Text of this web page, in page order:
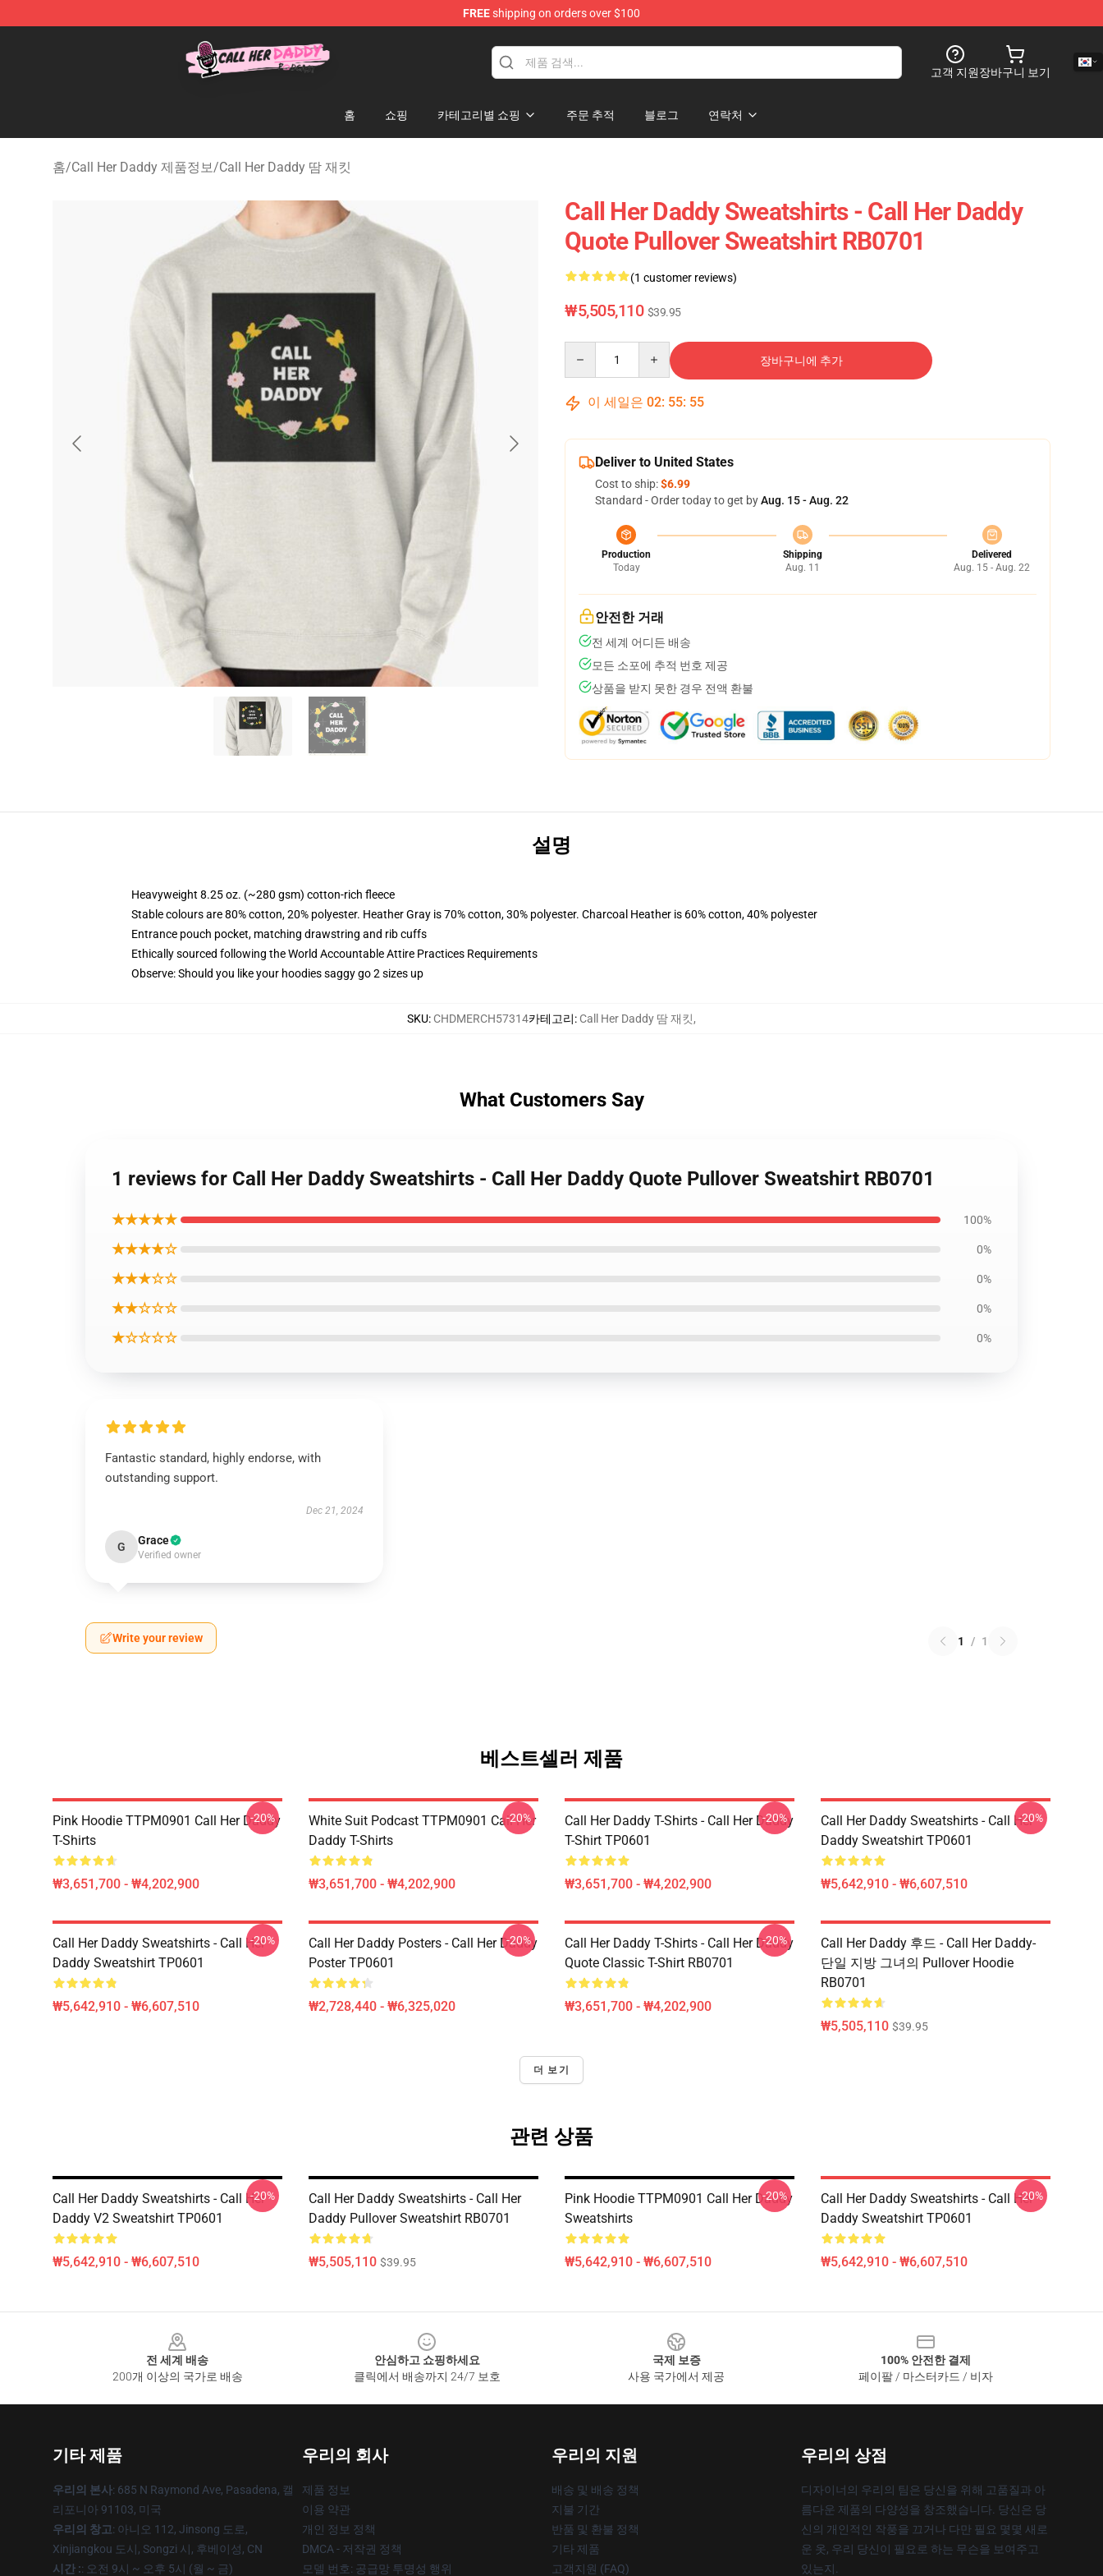
FREEshipping on orders over $100
Call Her Daddy Store - Official Call Her Daddy Merchandise Shop
고객 지원장바구니 보기
홈 쇼핑 카테고리별 쇼핑 주문 추적 블로그 연락처
홈/Call Her Daddy 제품정보/Call Her Daddy 땀 재킷
Call Her Daddy Sweatshirts - Call Her Daddy
Quote Pullover Sweatshirt RB0701
(1 customer reviews)
₩5,505,110 $39.95
장바구니에 추가
이 세일은 02: 55: 55
Deliver to United States
Cost to ship:$6.99
Standard - Order today to get byAug. 15 - Aug. 22
Production
Today
Shipping
Aug. 11
Delivered
Aug. 15 - Aug. 22
안전한 거래
전 세계 어디든 배송
모든 소포에 추적 번호 제공
상품을 받지 못한 경우 전액 환불
설명
Heavyweight 8.25 oz. (~280 gsm) cotton-rich fleece
Stable colours are 80% cotton, 20% polyester. Heather Gray is 70% cotton, 30% polyester. Charcoal Heather is 60% cotton, 40% polyester
Entrance pouch pocket, matching drawstring and rib cuffs
Ethically sourced following the World Accountable Attire Practices Requirements
Observe: Should you like your hoodies saggy go 2 sizes up
SKU: CHDMERCH57314카테고리: Call Her Daddy 땀 재킷,
What Customers Say
1 reviews for Call Her Daddy Sweatshirts - Call Her Daddy Quote Pullover Sweatshirt RB0701
★★★★★ 100%
★★★★☆ 0%
★★★☆☆ 0%
★★☆☆☆ 0%
★☆☆☆☆ 0%
Fantastic standard, highly endorse, with
outstanding support.
Dec 21, 2024
G Grace
Verified owner
Write your review 1 / 1
베스트셀러 제품
Pink Hoodie TTPM0901 Call Her Daddy
T-Shirts
₩3,651,700 - ₩4,202,900
-20%
White Suit Podcast TTPM0901 Call Her
Daddy T-Shirts
₩3,651,700 - ₩4,202,900
-20%
Call Her Daddy T-Shirts - Call Her Daddy
T-Shirt TP0601
₩3,651,700 - ₩4,202,900
-20%
Call Her Daddy Sweatshirts - Call Her
Daddy Sweatshirt TP0601
₩5,642,910 - ₩6,607,510
-20%
Call Her Daddy Sweatshirts - Call Her
Daddy Sweatshirt TP0601
₩5,642,910 - ₩6,607,510
-20%
Call Her Daddy Posters - Call Her Daddy
Poster TP0601
₩2,728,440 - ₩6,325,020
-20%
Call Her Daddy T-Shirts - Call Her Daddy
Quote Classic T-Shirt RB0701
₩3,651,700 - ₩4,202,900
-20%
Call Her Daddy 후드 - Call Her Daddy-
단일 지방 그녀의 Pullover Hoodie
RB0701
₩5,505,110 $39.95
더 보기
관련 상품
Call Her Daddy Sweatshirts - Call Her
Daddy V2 Sweatshirt TP0601
₩5,642,910 - ₩6,607,510
-20%
Call Her Daddy Sweatshirts - Call Her
Daddy Pullover Sweatshirt RB0701
₩5,505,110 $39.95
Pink Hoodie TTPM0901 Call Her Daddy
Sweatshirts
₩5,642,910 - ₩6,607,510
-20%
Call Her Daddy Sweatshirts - Call Her
Daddy Sweatshirt TP0601
₩5,642,910 - ₩6,607,510
-20%
전 세계 배송
200개 이상의 국가로 배송
안심하고 쇼핑하세요
클릭에서 배송까지 24/7 보호
국제 보증
사용 국가에서 제공
100% 안전한 결제
페이팔 / 마스터카드 / 비자
기타 제품
우리의 본사: 685 N Raymond Ave, Pasadena, 캘
리포니아 91103, 미국
우리의 창고: 아니오 112, Jinsong 도로,
Xinjiangkou 도시, Songzi 시, 후베이성, CN
시간 :: 오전 9시 ~ 오후 5시 (월 ~ 금)
우리의 회사
제품 정보
이용 약관
개인 정보 정책
DMCA - 저작권 정책
모델 번호: 공급망 투명성 행위
우리의 지원
배송 및 배송 정책
지불 기간
반품 및 환불 정책
기타 제품
고객지원 (FAQ)
우리의 상점
디자이너의 우리의 팀은 당신을 위해 고품질과 아
름다운 제품의 다양성을 창조했습니다. 당신은 당
신의 개인적인 작풍을 끄거나 다만 필요 몇몇 새로
운 옷, 우리 당신이 필요로 하는 무슨을 보여주고
있는지.